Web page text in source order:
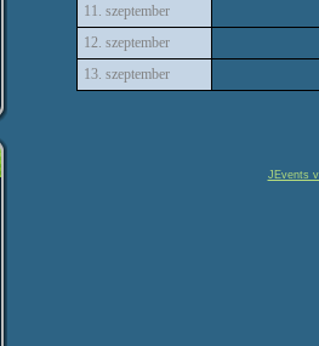
11. szeptember
12. szeptember
13. szeptember
JEvents